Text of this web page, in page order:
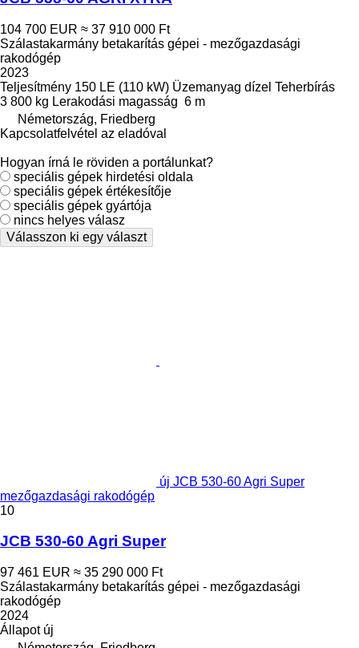
104 700 EUR ≈ 37 910 000 Ft
Szálastakarmány betakarítás gépei - mezőgazdasági
rakodógép
2023
Teljesítmény 150 LE (110 kW) Üzemanyag dízel Teherbírás
3 800 kg Lerakodási magasság 6 m
Németország, Friedberg
Kapcsolatfelvétel az eladóval
Hogyan írná le röviden a portálunkat?
speciális gépek hirdetési oldala
speciális gépek értékesítője
speciális gépek gyártója
nincs helyes válasz
Válasszon ki egy választ
új JCB 530-60 Agri Super
mezőgazdasági rakodógép
10
JCB 530-60 Agri Super
97 461 EUR ≈ 35 290 000 Ft
Szálastakarmány betakarítás gépei - mezőgazdasági
rakodógép
2024
Állapotúj